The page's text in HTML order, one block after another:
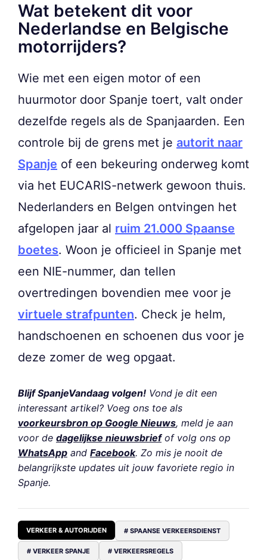
Wat betekent dit voor
Nederlandse en Belgische
motorrijders?
Wie met een eigen motor of een
huurmotor door Spanje toert, valt onder
dezelfde regels als de Spanjaarden. Een
controle bij de grens met je autorit naar
Spanje of een bekeuring onderweg komt
via het EUCARIS-netwerk gewoon thuis.
Nederlanders en Belgen ontvingen het
afgelopen jaar al ruim 21.000 Spaanse
boetes. Woon je officieel in Spanje met
een NIE-nummer, dan tellen
overtredingen bovendien mee voor je
virtuele strafpunten. Check je helm,
handschoenen en schoenen dus voor je
deze zomer de weg opgaat.
Blijf SpanjeVandaag volgen! Vond je dit een
interessant artikel? Voeg ons toe als
voorkeursbron op Google Nieuws, meld je aan
voor de dagelijkse nieuwsbriefof volg ons op
WhatsApp and Facebook. Zo mis je nooit de
belangrijkste updates uit jouw favoriete regio in
Spanje.
VERKEER & AUTORIJDEN # SPAANSE VERKEERSDIENST
# VERKEER SPANJE # VERKEERSREGELS